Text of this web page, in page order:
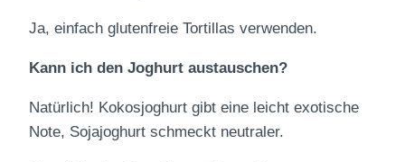
Ja, einfach glutenfreie Tortillas verwenden.
Kann ich den Joghurt austauschen?
Natürlich! Kokosjoghurt gibt eine leicht exotische
Note, Sojajoghurt schmeckt neutraler.